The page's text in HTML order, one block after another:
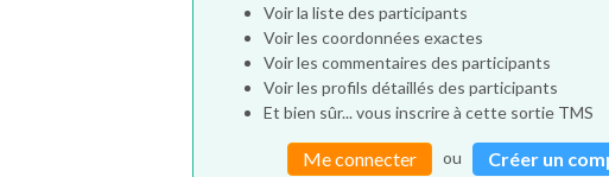
Voir la liste des participants
Voir les coordonnées exactes
Voir les commentaires des participants
Voir les profils détaillés des participants
Et bien sûr... vous inscrire à cette sortie TMS
Me connecter ou Créer un